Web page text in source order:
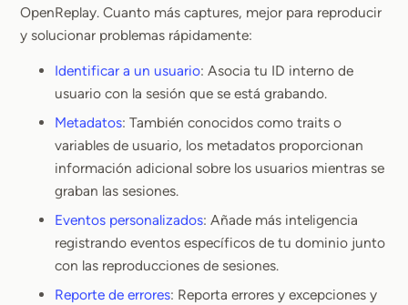
OpenReplay. Cuanto más captures, mejor para reproducir
y solucionar problemas rápidamente:
Identificar a un usuario: Asocia tu ID interno de
usuario con la sesión que se está grabando.
Metadatos: También conocidos como traits o
variables de usuario, los metadatos proporcionan
información adicional sobre los usuarios mientras se
graban las sesiones.
Eventos personalizados: Añade más inteligencia
registrando eventos específicos de tu dominio junto
con las reproducciones de sesiones.
Reporte de errores: Reporta errores y excepciones y